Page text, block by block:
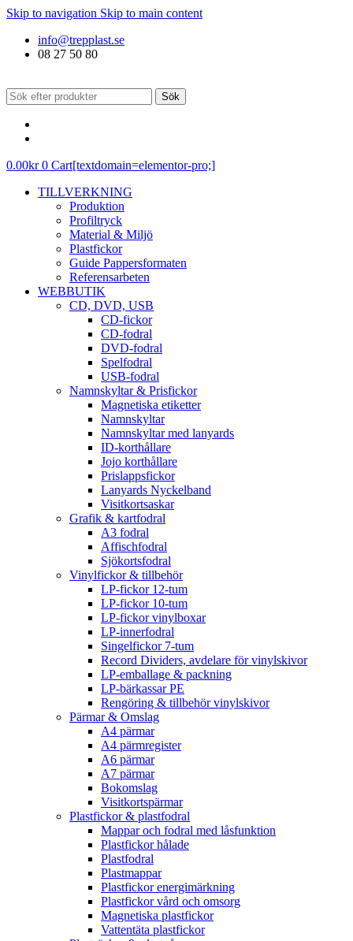
Skip to navigation Skip to main content
info@trepplast.se
08 27 50 80
Sök
0.00kr 0 Cart[textdomain=elementor-pro;]
TILLVERKNING
Produktion
Profiltryck
Material & Miljö
Plastfickor
Guide Pappersformaten
Referensarbeten
WEBBUTIK
CD, DVD, USB
CD-fickor
CD-fodral
DVD-fodral
Spelfodral
USB-fodral
Namnskyltar & Prisfickor
Magnetiska etiketter
Namnskyltar
Namnskyltar med lanyards
ID-korthållare
Jojo korthållare
Prislappsfickor
Lanyards Nyckelband
Visitkortsaskar
Grafik & kartfodral
A3 fodral
Affischfodral
Sjökortsfodral
Vinylfickor & tillbehör
LP-fickor 12-tum
LP-fickor 10-tum
LP-fickor vinylboxar
LP-innerfodral
Singelfickor 7-tum
Record Dividers, avdelare för vinylskivor
LP-emballage & packning
LP-bärkassar PE
Rengöring & tillbehör vinylskivor
Pärmar & Omslag
A4 pärmar
A4 pärmregister
A6 pärmar
A7 pärmar
Bokomslag
Visitkortspärmar
Plastfickor & plastfodral
Mappar och fodral med låsfunktion
Plastfickor hålade
Plastfodral
Plastmappar
Plastfickor energimärkning
Plastfickor vård och omsorg
Magnetiska plastfickor
Vattentäta plastfickor